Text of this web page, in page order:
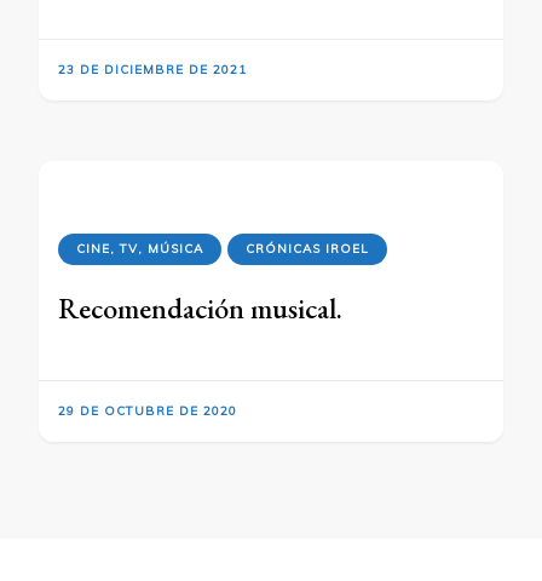
23 DE DICIEMBRE DE 2021
CINE, TV, MÚSICA CRÓNICAS IROEL
Recomendación musical.
29 DE OCTUBRE DE 2020